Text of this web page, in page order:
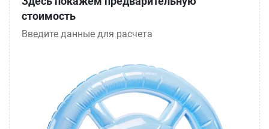
стоимость
Введите данные для расчета